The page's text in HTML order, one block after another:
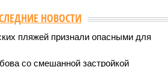
НОВОСТИ
пляжей признали опасными для
со смешанной застройкой